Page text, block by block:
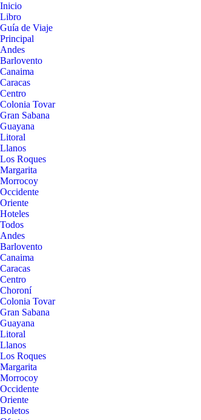
Inicio
Libro
Guía de Viaje
Principal
Andes
Barlovento
Canaima
Caracas
Centro
Colonia Tovar
Gran Sabana
Guayana
Litoral
Llanos
Los Roques
Margarita
Morrocoy
Occidente
Oriente
Hoteles
Todos
Andes
Barlovento
Canaima
Caracas
Centro
Choroní
Colonia Tovar
Gran Sabana
Guayana
Litoral
Llanos
Los Roques
Margarita
Morrocoy
Occidente
Oriente
Boletos